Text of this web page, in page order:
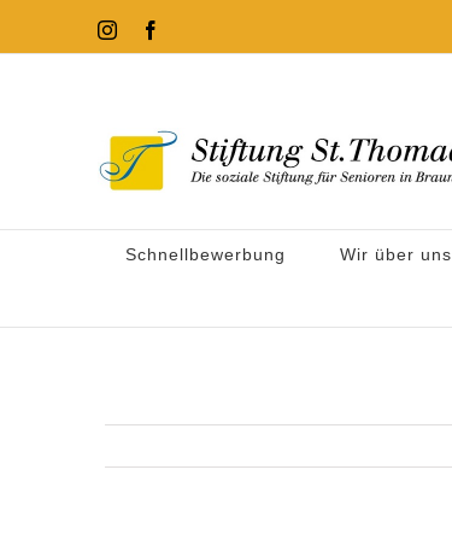
Inhalt
Instagram
Schnellbewerbung Wir über uns